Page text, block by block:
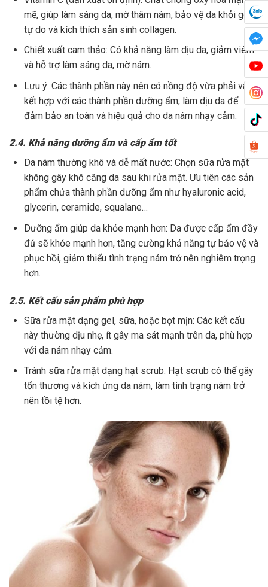
mẽ, giúp làm sáng da, mờ thâm nám, bảo vệ da khỏi gốc
tự do và kích thích sản sinh collagen.
Chiết xuất cam thảo: Có khả năng làm dịu da, giảm viêm
và hỗ trợ làm sáng da, mờ nám.
Lưu ý: Các thành phần này nên có nồng độ vừa phải và
kết hợp với các thành phần dưỡng ẩm, làm dịu da để
đảm bảo an toàn và hiệu quả cho da nám nhạy cảm.
2.4. Khả năng dưỡng ẩm và cấp ẩm tốt
Da nám thường khô và dễ mất nước: Chọn sữa rửa mặt
không gây khô căng da sau khi rửa mặt. Ưu tiên các sản
phẩm chứa thành phần dưỡng ẩm như hyaluronic acid,
glycerin, ceramide, squalane…
Dưỡng ẩm giúp da khỏe mạnh hơn: Da được cấp ẩm đầy
đủ sẽ khỏe mạnh hơn, tăng cường khả năng tự bảo vệ và
phục hồi, giảm thiểu tình trạng nám trở nên nghiêm trọng
hơn.
2.5. Kết cấu sản phẩm phù hợp
Sữa rửa mặt dạng gel, sữa, hoặc bọt mịn: Các kết cấu
này thường dịu nhẹ, ít gây ma sát mạnh trên da, phù hợp
với da nám nhạy cảm.
Tránh sữa rửa mặt dạng hạt scrub: Hạt scrub có thể gây
tổn thương và kích ứng da nám, làm tình trạng nám trở
nên tồi tệ hơn.